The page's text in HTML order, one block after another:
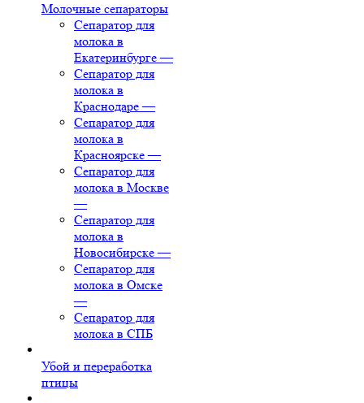
Молочные сепараторы
Сепаратор для
молока в
Екатеринбурге —
Сепаратор для
молока в
Краснодаре —
Сепаратор для
молока в
Красноярске —
Сепаратор для
молока в Москве
—
Сепаратор для
молока в
Новосибирске —
Сепаратор для
молока в Омске
—
Сепаратор для
молока в СПБ
Убой и переработка
птицы